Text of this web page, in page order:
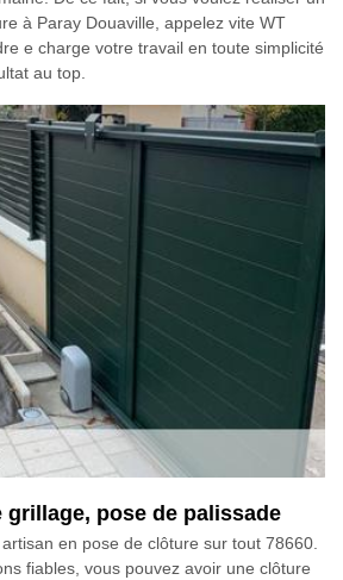
à Paray Douaville, appelez vite WT
e charge votre travail en toute simplicité
au top.
grillage, pose de palissade
en pose de clôture sur tout 78660.
fiables, vous pouvez avoir une clôture